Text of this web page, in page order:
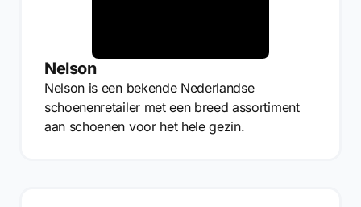
Nelson
Nelson is een bekende Nederlandse
schoenenretailer met een breed assortiment
aan schoenen voor het hele gezin.